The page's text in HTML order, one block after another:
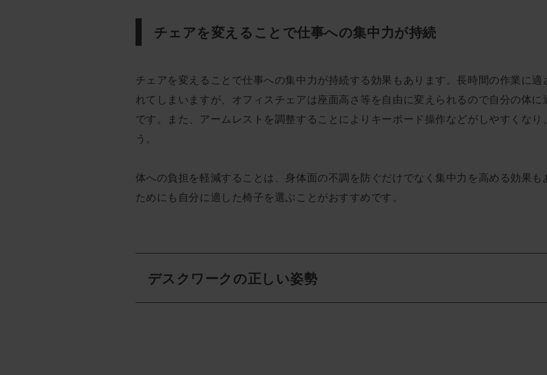
チェアを変えることで仕事への集中力が持続
チェアを変えることで仕事への集中力が持続する効果もあります。長時間の作業に
れてしまいますが、オフィスチェアは座面高さ等を自由に変えられるので自分の体
です。また、アームレストを調整することによりキーボード操作などがしやすくな
う。
体への負担を軽減することは、身体面の不調を防ぐだけでなく集中力を高める効果
ためにも自分に適した椅子を選ぶことがおすすめです。
デスクワークの正しい姿勢